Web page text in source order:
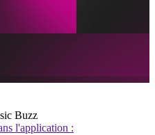
Buzz
l'application :